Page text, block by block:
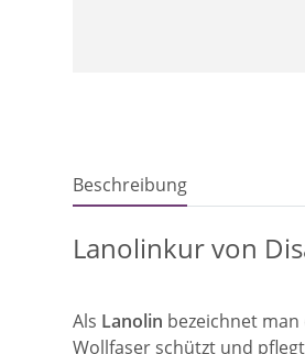
Beschreibung
Lanolinkur von
Als Lanolin bezeichnet
Wollfaser schützt und